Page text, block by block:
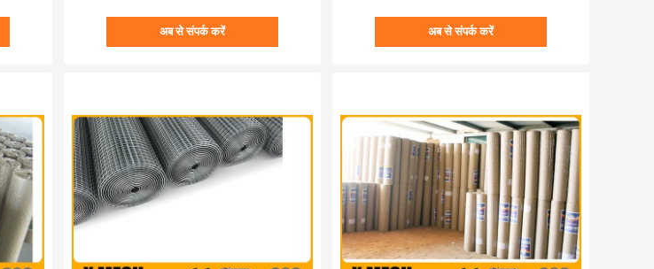
अब से संपर्क करें अब से संपर्क करें